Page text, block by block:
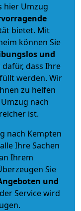
hier Umzug
bietet. Mit
können Sie
und
dass Ihre
werden. Wir
zu helfen
nach
ist.
nach Kempten
Ihre Sachen
Ihrem
Sie
und
Service wird